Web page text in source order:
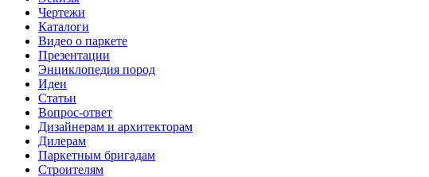
Чертежи
Каталоги
Видео о паркете
Презентации
Энциклопедия пород
Идеи
Статьи
Вопрос-ответ
Дизайнерам и архитекторам
Дилерам
Паркетным бригадам
Строителям